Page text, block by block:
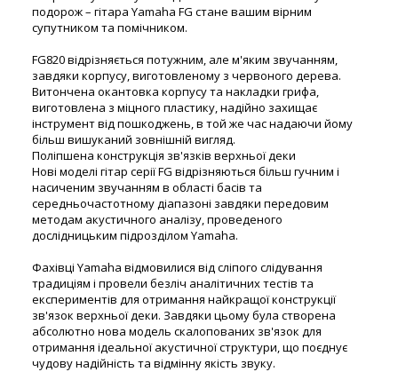
подорож – гітара Yamaha FG стане вашим вірним
супутником та помічником.
FG820 відрізняється потужним, але м'яким звучанням,
завдяки корпусу, виготовленому з червоного дерева.
Витончена окантовка корпусу та накладки грифа,
виготовлена з міцного пластику, надійно захищає
інструмент від пошкоджень, в той же час надаючи йому
більш вишуканий зовнішній вигляд.
Поліпшена конструкція зв'язків верхньої деки
Нові моделі гітар серії FG відрізняються більш гучним і
насиченим звучанням в області басів та
середньочастотному діапазоні завдяки передовим
методам акустичного аналізу, проведеного
дослідницьким підрозділом Yamaha.
Фахівці Yamaha відмовилися від сліпого слідування
традиціям і провели безліч аналітичних тестів та
експериментів для отримання найкращої конструкції
зв'язок верхньої деки. Завдяки цьому була створена
абсолютно нова модель скалопованих зв'язок для
отримання ідеальної акустичної структури, що поєднує
чудову надійність та відмінну якість звуку.